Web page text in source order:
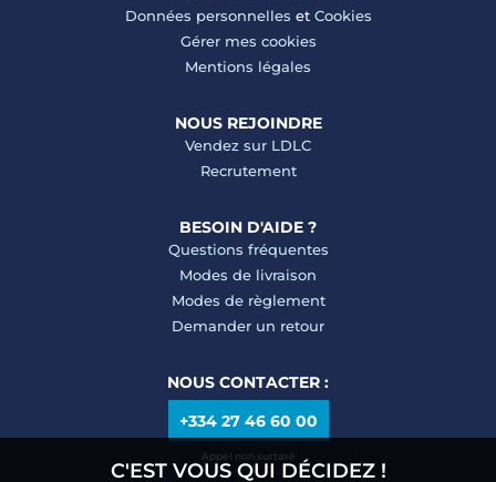
Données personnelles et Cookies
Gérer mes cookies
Mentions légales
NOUS REJOINDRE
Vendez sur LDLC
Recrutement
BESOIN D'AIDE ?
Questions fréquentes
Modes de livraison
Modes de règlement
Demander un retour
NOUS CONTACTER :
+334 27 46 60 00
Appel non surtaxé
C'EST VOUS QUI DÉCIDEZ !